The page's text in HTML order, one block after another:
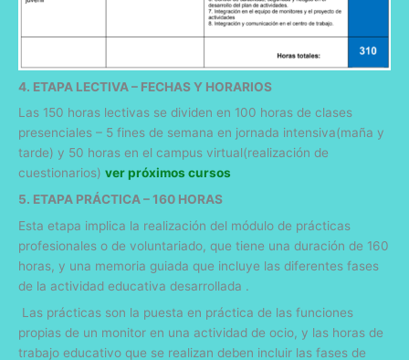
4. ETAPA LECTIVA – FECHAS Y HORARIOS
Las 150 horas lectivas se dividen en 100 horas de clases
presenciales – 5 fines de semana en jornada intensiva(maña y
tarde) y 50 horas en el campus virtual(realización de
cuestionarios) ver próximos cursos
5. ETAPA PRÁCTICA – 160 HORAS
Esta etapa implica la realización del módulo de prácticas
profesionales o de voluntariado, que tiene una duración de 160
horas, y una memoria guiada que incluye las diferentes fases
de la actividad educativa desarrollada .
Las prácticas son la puesta en práctica de las funciones
propias de un monitor en una actividad de ocio, y las horas de
trabajo educativo que se realizan deben incluir las fases de